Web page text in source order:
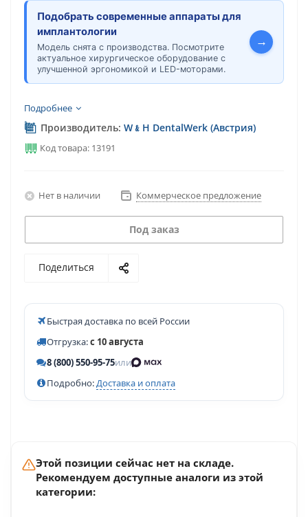
Подобрать современные аппараты для
имплантологии
Модель снята с производства. Посмотрите
актуальное хирургическое оборудование с
улучшенной эргономикой и LED-моторами.
→
Подробнее
Производитель: W﹠H DentalWerk (Австрия)
Код товара: 13191
Нет в наличии Коммерческое предложение
Под заказ
Поделиться
Быстрая доставка по всей России
Отгрузка:с 10 августа
8 (800) 550-95-75или
Подробно:Доставка и оплата
Этой позиции сейчас нет на складе.
Рекомендуем доступные аналоги из этой
категории: